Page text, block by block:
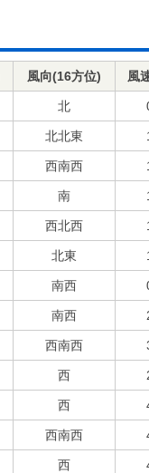
風向(16方位) 風
北
北北東
西南西
南
西北西
北東
南西
南西
西南西
西
西
西南西
西